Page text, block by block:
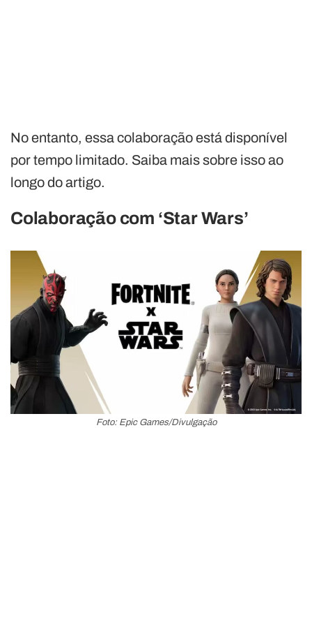
No entanto, essa colaboração está disponível
por tempo limitado. Saiba mais sobre isso ao
longo do artigo.
Colaboração com ‘Star Wars’
Foto: Epic Games/Divulgação